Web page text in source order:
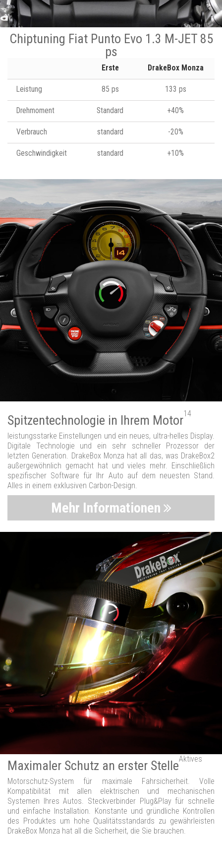
Chiptuning Fiat Punto Evo 1.3 M-JET 85
ps
Erste DrakeBox Monza
Leistung 85 ps 133 ps
Drehmoment Standard +40%
Verbrauch standard -20%
Geschwindigkeit standard +10%
Spitzentechnologie in Ihrem Motor14
leistungsstarke Einstellungen und ein neues, ultra-helles Display.
Digitale Technologie und ein sehr schneller Prozessor der
letzten Generation. DrakeBox Monza hat all das, was DrakeBox2
außergewöhnlich gemacht hat und vieles mehr. Einschließlich
spezifischer Software für Ihr Auto auf dem neuesten Stand.
Alles in einem exklusiven Carbon-Design.
Mehr Informationen
Maximaler Schutz an erster StelleAktives
Motorschutz-System für maximale Fahrsicherheit. Volle
Kompatibilität mit allen elektrischen und mechanischen
Systemen Ihres Autos. Steckverbinder Plug&Play für schnelle
und einfache Installation. Konstante und gründliche Kontrollen
des Produktes um hohe Qualitätsstandards zu gewährleisten
DrakeBox Monza hat all die Sicherheit, die Sie brauchen.